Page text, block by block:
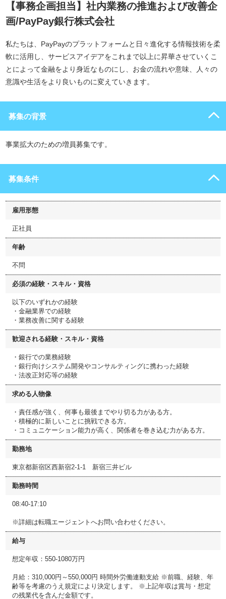
【事務企画担当】社内業務の推進および改善企
画/PayPay銀行株式会社
私たちは、PayPayのプラットフォームと日々進化する情報技術を柔
軟に活用し、サービスアイデアをこれまで以上に昇華させていくこ
とによって金融をより身近なものにし、お金の流れや意味、人々の
意識や生活をより良いものに変えていきます。
募集の背景
事業拡大のための増員募集です。
募集条件
雇用形態
正社員
年齢
不問
必須の経験・スキル・資格
以下のいずれかの経験
・金融業界での経験
・業務改善に関する経験
歓迎される経験・スキル・資格
・銀行での業務経験
・銀行向けシステム開発やコンサルティングに携わった経験
・法改正対応等の経験
求める人物像
・責任感が強く、何事も最後までやり切る力がある方。
・積極的に新しいことに挑戦できる方。
・コミュニケーション能力が高く、関係者を巻き込む力がある方。
勤務地
東京都新宿区西新宿2‐1‐1 新宿三井ビル
勤務時間
08:40-17:10
※詳細は転職エージェントへお問い合わせください。
給与
想定年収：550-1080万円
月給：310,000円～550,000円 時間外労働連動支給 ※前職、経験、年
齢等を考慮のうえ規定により決定します。 ※上記年収は賞与・想定
の残業代を含んだ金額です。